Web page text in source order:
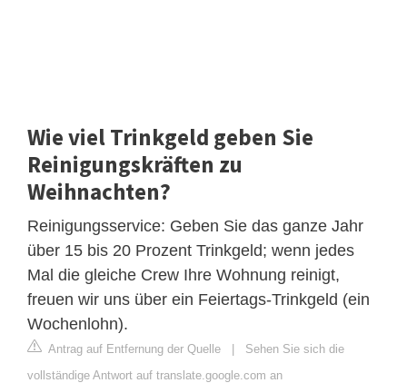
Wie viel Trinkgeld geben Sie
Reinigungskräften zu
Weihnachten?
Reinigungsservice: Geben Sie das ganze Jahr
über 15 bis 20 Prozent Trinkgeld; wenn jedes
Mal die gleiche Crew Ihre Wohnung reinigt,
freuen wir uns über ein Feiertags-Trinkgeld (ein
Wochenlohn).
Antrag auf Entfernung der Quelle | Sehen Sie sich die
vollständige Antwort auf translate.google.com an